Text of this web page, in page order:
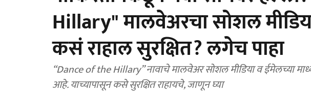
Hillary" मालवेअरचा सोशल
कसं राहाल सुरक्षित? लगेच पाहा
“Dance of the Hillary” नावाचे मालवेअर सोशल मीडिया व ईमेलच्या
आहे. याच्यापासून कसे सुरक्षित राहायचे, जाणून घ्या